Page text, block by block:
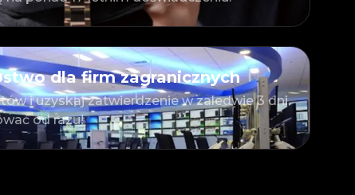
dla firm zagranicznych
i uzyskaj zatwierdzenie w zaledwie 3 dni
od razu!